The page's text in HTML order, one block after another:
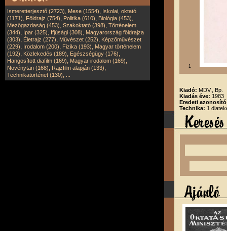
Ismeretterjesztő (2723), Mese (1554), Iskolai, oktató
(1171), Földrajz (754), Politika (610), Biológia (453),
Mezőgazdaság (453), Szakoktató (398), Történelem
(344), Ipar (325), Ifjúsági (308), Magyarország földrajza
(303), Életrajz (277), Művészet (252), Képzőművészet
(229), Irodalom (200), Fizika (193), Magyar történelem
(192), Közlekedés (189), Egészségügy (176),
Hangosított diafilm (169), Magyar irodalom (169),
Növénytan (168), Rajzfilm alapján (133),
Technikatörténet (130),
1
Kiadó: MDV., Bp.
Kiadás éve: 1983
Eredeti
Technika: 1